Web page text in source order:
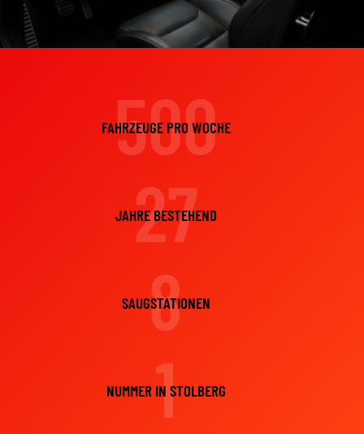
500
FAHRZEUGE PRO WOCHE
27
JAHRE BESTEHEND
8
SAUGSTATIONEN
1
NUMMER IN STOLBERG